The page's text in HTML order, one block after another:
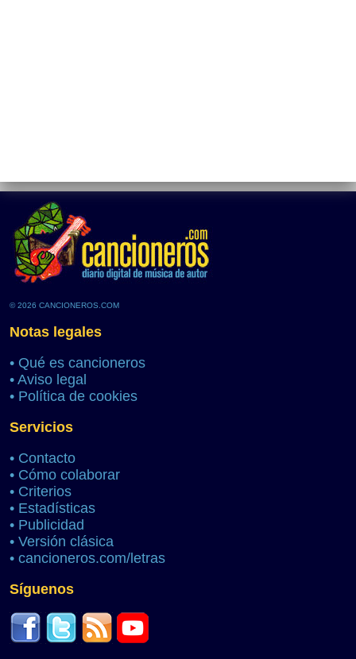
© 2026 CANCIONEROS.COM
Notas legales
• Qué es cancioneros
• Aviso legal
• Política de cookies
Servicios
• Contacto
• Cómo colaborar
• Criterios
• Estadísticas
• Publicidad
• Versión clásica
• cancioneros.com/letras
Síguenos